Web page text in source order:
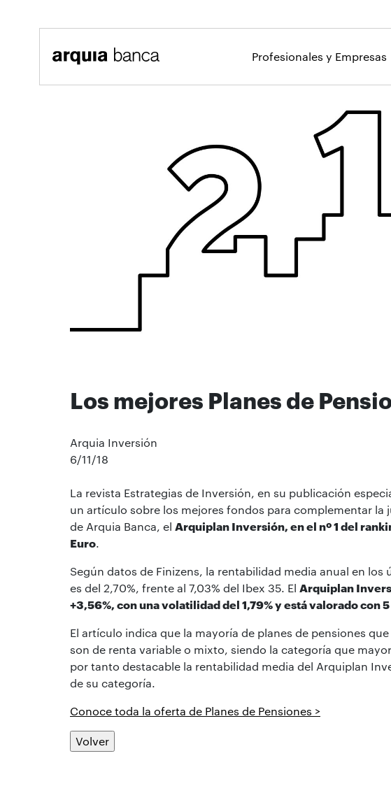
Profesionales y Empresas
Los mejores Planes de
Arquia Inversión
6/11/18
La revista Estrategias de Inversión, en su publicación
un artículo sobre los mejores fondos para complementar
de Arquia Banca, el Arquiplan Inversión, en el nº 1 del
Euro.
Según datos de Finizens, la rentabilidad media anual en los
es del 2,70%, frente al 7,03% del Ibex 35. El Arquiplan
+3,56%, con una volatilidad del 1,79% y está valorado con
El artículo indica que la mayoría de planes de pensiones
son de renta variable o mixto, siendo la categoría que
por tanto destacable la rentabilidad media del Arquiplan
de su categoría.
Conoce toda la oferta de Planes de Pensiones >
Volver